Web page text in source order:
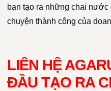
bạn tạo ra những chai nước
chuyện thành công của
LIÊN HỆ
ĐẦU TẠO RA